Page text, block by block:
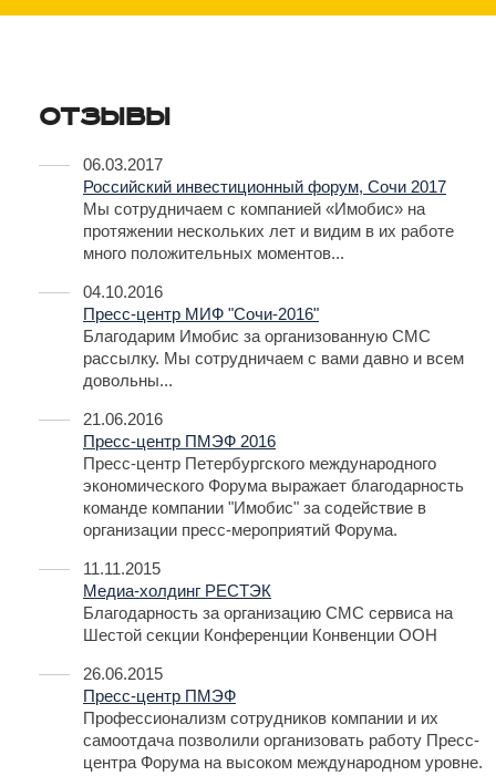
Отзывы
06.03.2017
Российский инвестиционный форум, Сочи 2017
Мы сотрудничаем с компанией «Имобис» на
протяжении нескольких лет и видим в их работе
много положительных моментов...
04.10.2016
Пресс-центр МИФ "Сочи-2016"
Благодарим Имобис за организованную СМС
рассылку. Мы сотрудничаем с вами давно и всем
довольны...
21.06.2016
Пресс-центр ПМЭФ 2016
Пресс-центр Петербургского международного
экономического Форума выражает благодарность
команде компании "Имобис" за содействие в
организации пресс-мероприятий Форума.
11.11.2015
Медиа-холдинг РЕСТЭК
Благодарность за организацию СМС сервиса на
Шестой секции Конференции Конвенции ООН
26.06.2015
Пресс-центр ПМЭФ
Профессионализм сотрудников компании и их
самоотдача позволили организовать работу Пресс-
центра Форума на высоком международном уровне.